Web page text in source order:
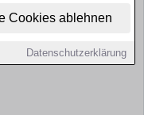
Cookies ablehnen
Datenschutzerklärung